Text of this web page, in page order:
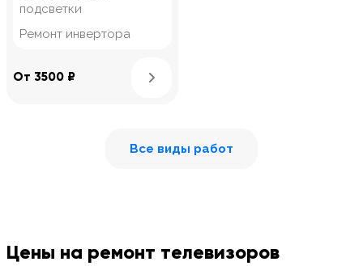
подсветки
Ремонт инвертора
От 3500 ₽
Все виды работ
Цены на ремонт телевизоров